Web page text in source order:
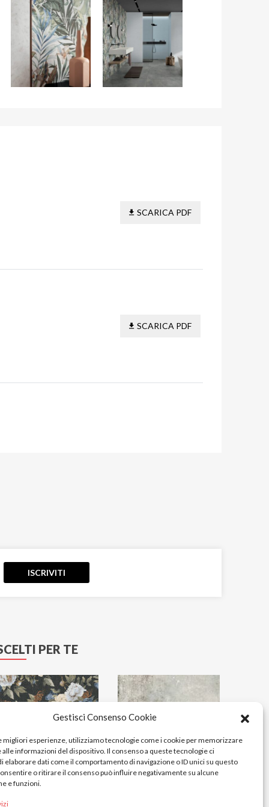
Gestisci Consenso Cookie
migliori esperienze, utilizziamo tecnologie come i cookie per memorizzare
alle informazioni del dispositivo. Il consenso a queste tecnologie ci
elaborare dati come il comportamento di navigazione o ID unici su questo
o ritirare il consenso può influire negativamente su alcune
e funzioni.
SCARICA PDF
SCARICA PDF
ISCRIVITI
PER TE